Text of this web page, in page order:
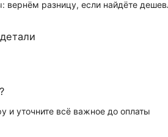
вернём разницу, если найдёте
и уточните всё важное до оплаты